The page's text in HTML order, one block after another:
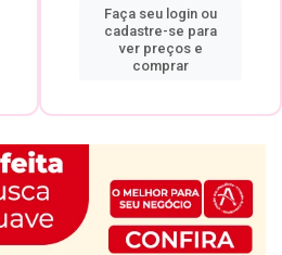
Faça seu login ou
cadastre-se para
ver preços e
comprar